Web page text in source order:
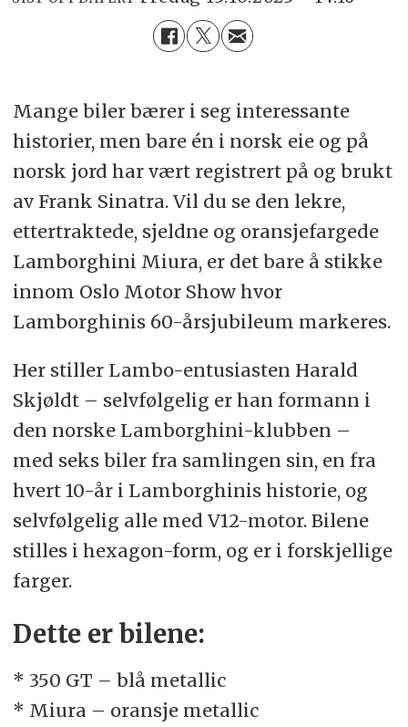
Mange biler bærer i seg interessante
historier, men bare én i norsk eie og på
norsk jord har vært registrert på og brukt
av Frank Sinatra. Vil du se den lekre,
ettertraktede, sjeldne og oransjefargede
Lamborghini Miura, er det bare å stikke
innom Oslo Motor Show hvor
Lamborghinis 60-årsjubileum markeres.
Her stiller Lambo-entusiasten Harald
Skjøldt – selvfølgelig er han formann i
den norske Lamborghini-klubben –
med seks biler fra samlingen sin, en fra
hvert 10-år i Lamborghinis historie, og
selvfølgelig alle med V12-motor. Bilene
stilles i hexagon-form, og er i forskjellige
farger.
Dette er bilene:
* 350 GT – blå metallic
* Miura – oransje metallic